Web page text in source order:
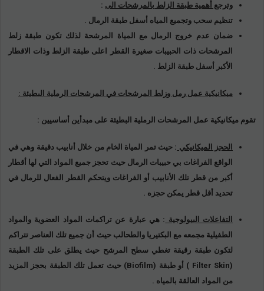
وترجع أهمية طبقة الزلط بالمرشحات الى :
تنظيم سحب وتجميع المياه أسفل طبقة الرمال .
ضمان عدم خروج الرمال مع المياة المرشحة لذلك تكون طبقة زلط
المرشحات ذات الحبيبات صغيرة القطر اعلى طبقة الزلط وذات الاقطار
الأكبر أسفل طبقة الزلط .
ميكانيكية عمل رمل وزلط المرشحات في المرشحات الرملية البطيئة :
تقوم ميكانيكية عمل المرشحات الرملية البطيئة على مبدأين أساسيين :
الحجز الميكانيكي : حيث تمر المياة الخام من خلال أنابيب دقيقة وهي في
الواقع الفراغات بي حبيبات الرمال حيث تحجز جميع المواد التي لها أقطار
أكبر من قطر تلك الأنابيب أو الفراغات ويتحكم القطر الفعال للرمال في
تحديد أقل قطر يمكن حجزه .
التفاعلات البيولوجية : هي عبارة عن تراكمات المواد العضوية والمواد
الطفيلية مجمعه مع البكتيريا والطحالب حيث أن جميع تلك العناصر تتراكم
لتكون طبقة رقيقة تغطي سطح المرشح حيث يطلق على تلك الطبقة
(
Filter Skin ) أو طبقة (Biofilm) حيث تعمل تلك الطبقة بحجز المزيد
من المواد العالقة بالمياه .